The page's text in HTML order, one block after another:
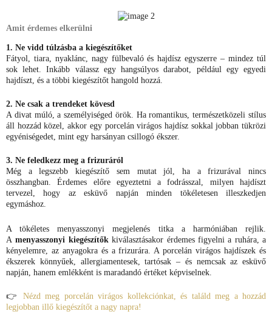
Amit érdemes elkerülni
1. Ne vidd túlzásba a kiegészítőket
Fátyol, tiara, nyaklánc, nagy fülbevaló és hajdísz egyszerre – mindez túl
sok lehet. Inkább válassz egy hangsúlyos darabot, például egy egyedi
hajdíszt, és a többi kiegészítőt hangold hozzá.
2. Ne csak a trendeket kövesd
A divat múló, a személyiséged örök. Ha romantikus, természetközeli stílus
áll hozzád közel, akkor egy porcelán virágos hajdísz sokkal jobban tükrözi
egyéniségedet, mint egy harsányan csillogó ékszer.
3. Ne feledkezz meg a frizuráról
Még a legszebb kiegészítő sem mutat jól, ha a frizurával nincs
összhangban. Érdemes előre egyeztetni a fodrásszal, milyen hajdíszt
tervezel, hogy az esküvő napján minden tökéletesen illeszkedjen
egymáshoz.
A tökéletes menyasszonyi megjelenés titka a harmóniában rejlik.
Amenyasszonyi kiegészítőkkiválasztásakor érdemes figyelni a ruhára, a
kényelemre, az anyagokra és a frizurára. A porcelán virágos hajdíszek és
ékszerek könnyűek, allergiamentesek, tartósak – és nemcsak az esküvő
napján, hanem emlékként is maradandó értéket képviselnek.
👉 Nézd meg porcelán virágos kollekciónkat, és találd meg a hozzád
legjobban illő kiegészítőt a nagy napra!